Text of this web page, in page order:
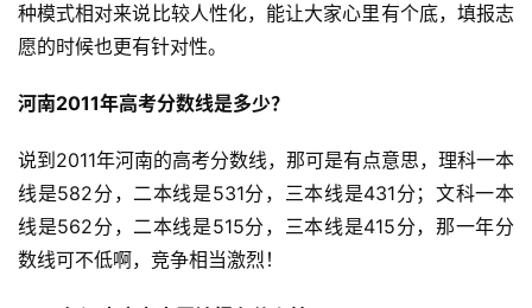
种模式相对来说比较人性化，能让大家心里有个底，填报志
愿的时候也更有针对性。
河南2011年高考分数线是多少？
说到2011年河南的高考分数线，那可是有点意思，理科一本
线是582分，二本线是531分，三本线是431分；文科一本
线是562分，二本线是515分，三本线是415分，那一年分
数线可不低啊，竞争相当激烈！